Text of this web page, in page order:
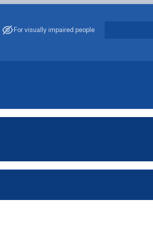
For visually impaired people